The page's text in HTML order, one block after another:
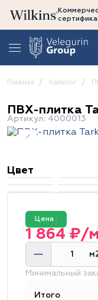
Главная Каталог
ПВХ-плитка
Артикул: 4000013
Цвет
Цена :
1 864 ₽/
Минимальный
Итого